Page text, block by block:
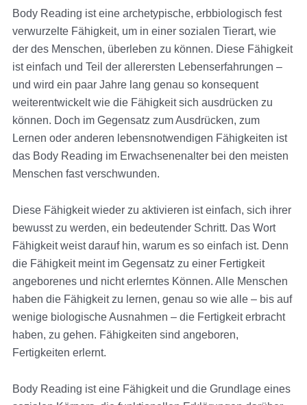
Body Reading ist eine archetypische, erbbiologisch fest
verwurzelte Fähigkeit, um in einer sozialen Tierart, wie
der des Menschen, überleben zu können. Diese Fähigkeit
ist einfach und Teil der allerersten Lebenserfahrungen –
und wird ein paar Jahre lang genau so konsequent
weiterentwickelt wie die Fähigkeit sich ausdrücken zu
können. Doch im Gegensatz zum Ausdrücken, zum
Lernen oder anderen lebensnotwendigen Fähigkeiten ist
das Body Reading im Erwachsenenalter bei den meisten
Menschen fast verschwunden.
Diese Fähigkeit wieder zu aktivieren ist einfach, sich ihrer
bewusst zu werden, ein bedeutender Schritt. Das Wort
Fähigkeit weist darauf hin, warum es so einfach ist. Denn
die Fähigkeit meint im Gegensatz zu einer Fertigkeit
angeborenes und nicht erlerntes Können. Alle Menschen
haben die Fähigkeit zu lernen, genau so wie alle – bis auf
wenige biologische Ausnahmen – die Fertigkeit erbracht
haben, zu gehen. Fähigkeiten sind angeboren,
Fertigkeiten erlernt.
Body Reading ist eine Fähigkeit und die Grundlage eines